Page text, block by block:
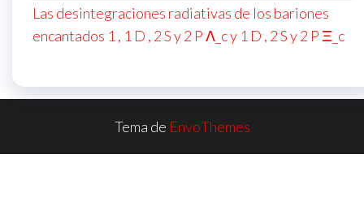
Las desintegraciones radiativas de los bariones
encantados 1 , 1 D , 2 S y 2 P Λ_c y 1 D , 2 S y 2 P Ξ_c
Tema de EnvoThemes